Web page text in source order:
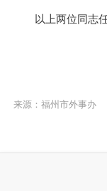
以上两位同志任
来源：福州市外事办